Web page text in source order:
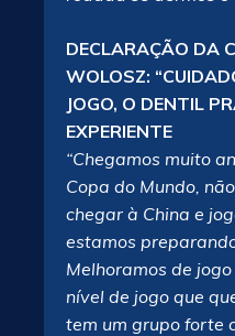
DECLARAÇÃO DA
WOLOSZ:
JOGO, O DENTIL
EXPERIENTE
“Chegamos muito
Copa do Mundo,
chegar à China e
estamos
Melhoramos de
nível de jogo que
tem um grupo forte